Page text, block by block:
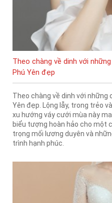
Theo chàng về dinh với
Phú Yên đẹp
Theo chàng về dinh với những
Yên đẹp. Lộng lẫy, trong trẻo
xu hướng váy cưới mùa này
biểu tượng hoàn hảo cho một
trọng mối lương duyên và
trình hạnh phúc.